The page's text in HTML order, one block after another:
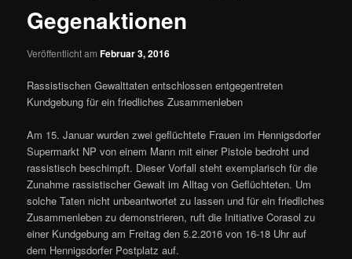
Gegenaktionen
Veröffentlicht amFebruar 3, 2016
Rassistischen Gewalttaten entschlossen entgegentreten
Kundgebung für ein friedliches Zusammenleben
Am 15. Januar wurden zwei geflüchtete Frauen im Hennigsdorfer
Supermarkt NP von einem Mann mit einer Pistole bedroht und
rassistisch beschimpft. Dieser Vorfall steht exemplarisch für die
Zunahme rassistischer Gewalt im Alltag von Geflüchteten. Um
solche Taten nicht unbeantwortet zu lassen und für ein friedliches
Zusammenleben zu demonstrieren, ruft die Initiative Corasol zu
einer Kundgebung am Freitag den 5.2.2016 von 16-18 Uhr auf
dem Hennigsdorfer Postplatz auf.